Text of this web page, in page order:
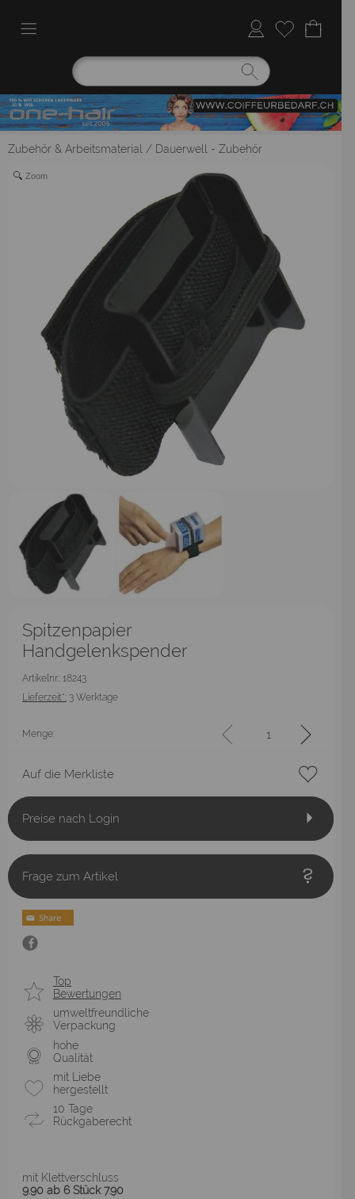
Zubehör & Arbeitsmaterial / Dauerwell - Zubehör
Zoom
Spitzenpapier
Handgelenkspender
Artikelnr.: 18243
Lieferzeit*: 3 Werktage
Menge:
Auf die Merkliste
Preise nach Login
Frage zum Artikel
Top
Bewertungen
umweltfreundliche
Verpackung
hohe
Qualität
mit Liebe
hergestellt
10 Tage
Rückgaberecht
mit Klettverschluss
9.90 ab 6 Stück 7.90